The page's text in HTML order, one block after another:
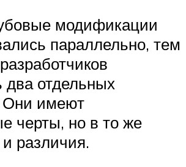
модификации
параллельно, тем
два отдельных
Они имеют
черты, но в то же
различия.